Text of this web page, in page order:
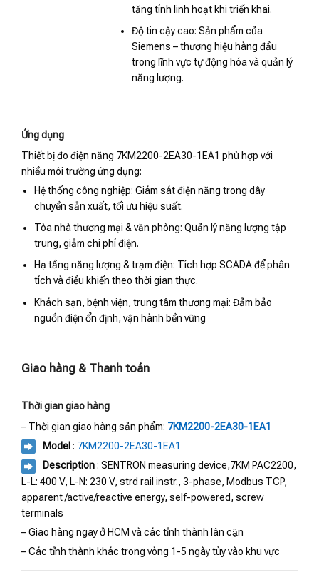
tăng tính linh hoạt khi triển khai.
Độ tin cậy cao: Sản phẩm của
Siemens – thương hiệu hàng đầu
trong lĩnh vực tự động hóa và quản lý
năng lượng.
Ứng dụng
Thiết bị đo điện năng 7KM2200-2EA30-1EA1 phù hợp với
nhiều môi trường ứng dụng:
Hệ thống công nghiệp: Giám sát điện năng trong dây
chuyền sản xuất, tối ưu hiệu suất.
Tòa nhà thương mại & văn phòng: Quản lý năng lượng tập
trung, giảm chi phí điện.
Hạ tầng năng lượng & trạm điện: Tích hợp SCADA để phân
tích và điều khiển theo thời gian thực.
Khách sạn, bệnh viện, trung tâm thương mại: Đảm bảo
nguồn điện ổn định, vận hành bền vững
Giao hàng & Thanh toán
Thời gian giao hàng
– Thời gian giao hàng sản phẩm: 7KM2200-2EA30-1EA1
Model : 7KM2200-2EA30-1EA1
Description: SENTRON measuring device,7KM PAC2200,
L-L: 400 V, L-N: 230 V, strd rail instr., 3-phase, Modbus TCP,
apparent /active/reactive energy, self-powered, screw
terminals
– Giao hàng ngay ở HCM và các tỉnh thành lân cận
– Các tỉnh thành khác trong vòng 1-5 ngày tùy vào khu vực